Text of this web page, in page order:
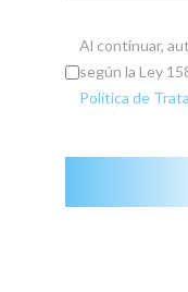
Al continuar,
según la Ley
Política de